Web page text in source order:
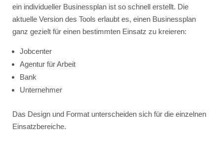
ein individueller Businessplan ist so schnell erstellt. Die
aktuelle Version des Tools erlaubt es, einen Businessplan
ganz gezielt für einen bestimmten Einsatz zu kreieren:
Jobcenter
Agentur für Arbeit
Bank
Unternehmer
Das Design und Format unterscheiden sich für die einzelnen
Einsatzbereiche.